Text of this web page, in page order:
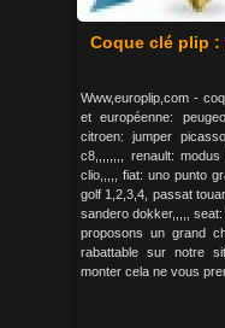
Coque clé plip
Www,europlip,com -
et européenne:
citroen: jumper
c8,,,,,,,, renault:
clio,,,,, fiat: uno punto
golf 1,2,3,4, passat
sandero dokker,,,,,
proposons un grand
rabattable sur notre
monter cela ne vous